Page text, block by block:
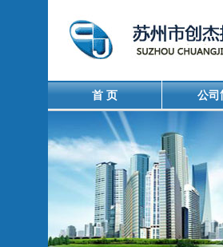
首 页 公司